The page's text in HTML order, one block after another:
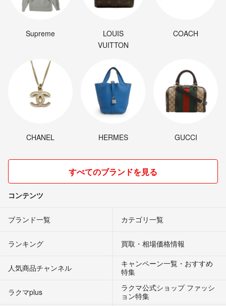
Supreme
LOUIS
VUITTON
COACH
CHANEL HERMES GUCCI
すべてのブランドを見る
コンテンツ
ブランド一覧 カテゴリ一覧
ランキング 買取・相場価格情報
人気商品チャンネル
キャンペーン一覧・おすすめ
特集
ラクマplus
ラクマ公式ショップ ファッシ
ョン特集